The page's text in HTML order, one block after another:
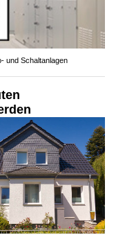
und Schaltanlagen